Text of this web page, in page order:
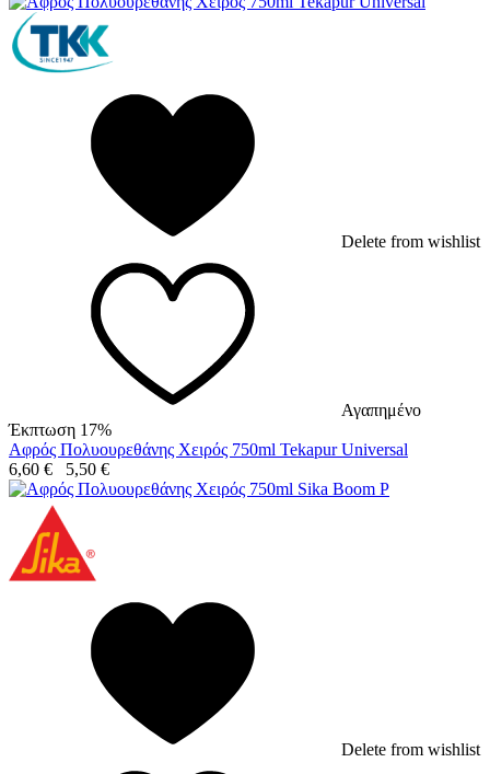
Delete from wishlist
Αγαπημένο
Έκπτωση 17%
Αφρός Πολυουρεθάνης Χειρός 750ml Tekapur Universal
6,60 € 5,50 €
Delete from wishlist